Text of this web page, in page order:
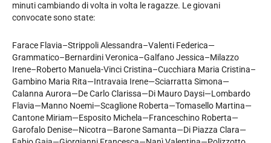
minuti cambiando di volta in volta le ragazze. Le giovani
convocate sono state:
Farace Flavia–Strippoli Alessandra–Valenti Federica—
Grammatico–Bernardini Veronica–Galfano Jessica–Milazzo
Irene–Roberto Manuela-Vinci Cristina–Cucchiara Maria Cristina–
Gambino Maria Rita—Intravaia Irene—Sciarratta Simona—
Calanna Aurora—De Carlo Clarissa—Di Mauro Daysi—Lombardo
Flavia—Manno Noemi—Scaglione Roberta—Tomasello Martina—
Cantone Miriam—Esposito Michela—Franceschino Roberta—
Garofalo Denise—Nicotra—Barone Samanta—Di Piazza Clara—